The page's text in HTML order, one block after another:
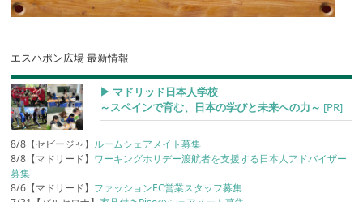
エスハポン広場 最新情報
▶︎ マドリッド日本人学校
～スペインで育む、日本の学びと未来への力～ [PR]
8/8【セビージャ】 ルームシェアメイト募集
8/8【マドリード】 ワーキングホリデー渡航者を支援する日本人アドバイザー
募集
8/6【マドリード】 ファッションEC営業スタッフ募集